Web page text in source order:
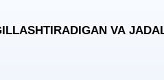
VA